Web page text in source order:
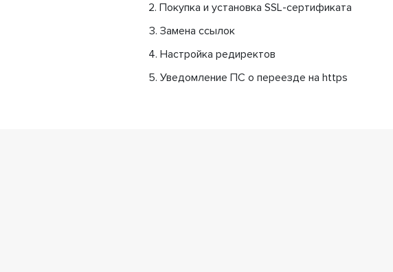
Покупка и установка SSL-сертификата
Замена ссылок
Настройка редиректов
Уведомление ПС о переезде на https